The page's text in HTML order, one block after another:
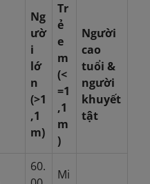
Ng
ườ
i
lớ
n
(>1
,1
m)
Tr
ẻ
e
m
(<
=1
,1
m
)
Người
cao
tuổi &
người
khuyết
tật
60.
Mi